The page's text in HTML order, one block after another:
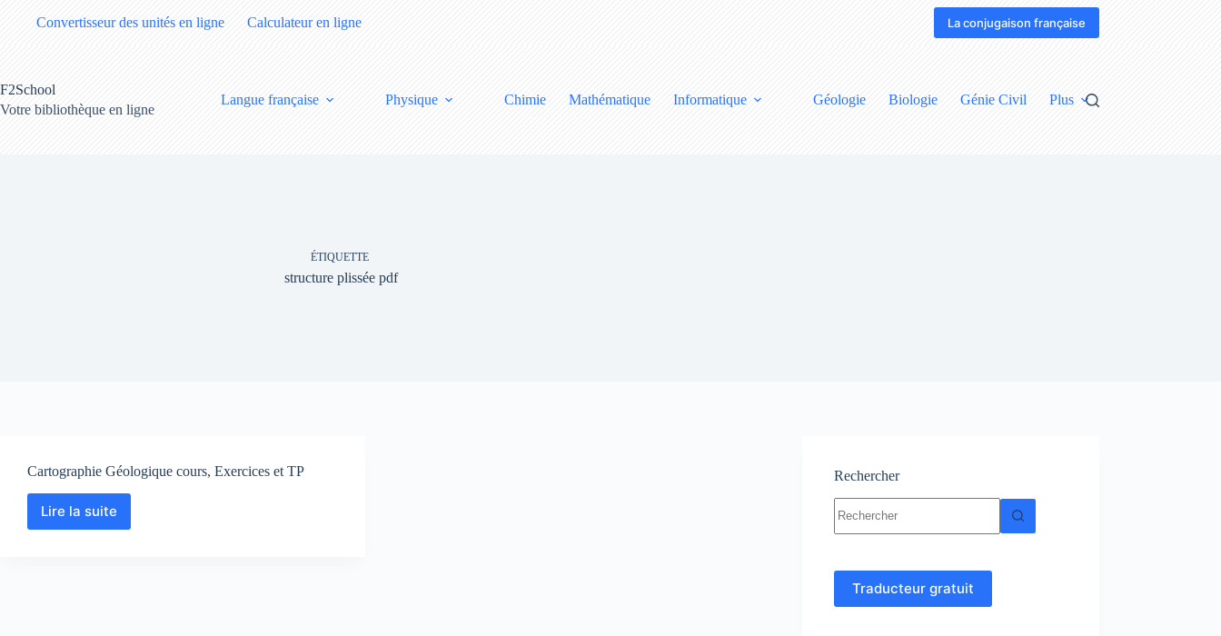
Convertisseur des unités en ligne Calculateur en ligne La conjugaison française
F2School
Votre bibliothèque en ligne
Langue française Physique Chimie Mathématique Informatique Géologie Biologie Génie Civil Plus
ÉTIQUETTE
structure plissée pdf
Cartographie Géologique cours, Exercices et TP
Lire la suiteCartographie
Rechercher
résultat
Traducteur gratuit